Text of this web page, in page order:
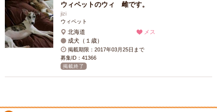
ウィペットのウィ 雌です。
jizi
ウィペット
北海道
メス
成犬（１歳）
掲載期限：2017年03月25日まで
募集ID：41366
掲載終了